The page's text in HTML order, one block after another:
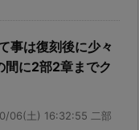
事は復刻後に少々
に2部2章までク
06(土) 16:32:55 二部